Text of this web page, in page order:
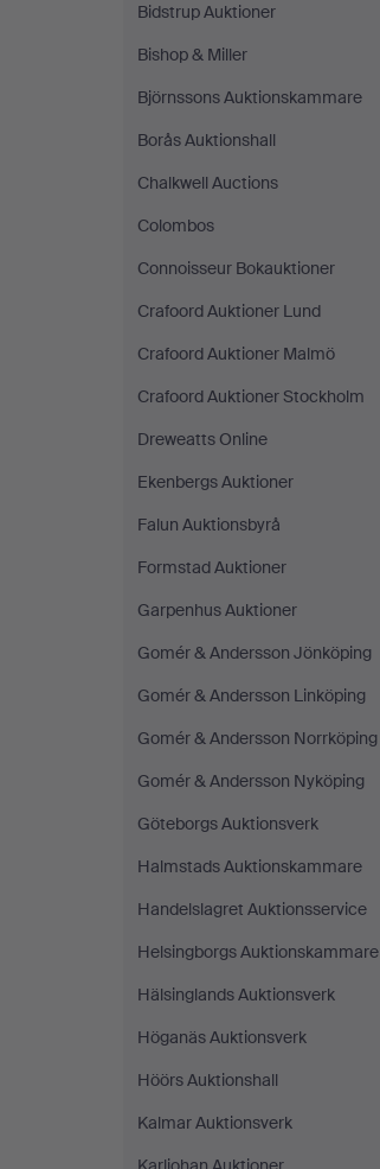
Bidstrup Auktioner
Bishop & Miller
Björnssons Auktionskammare
Borås Auktionshall
Chalkwell Auctions
Colombos
Connoisseur Bokauktioner
Crafoord Auktioner Lund
Crafoord Auktioner Malmö
Crafoord Auktioner Stockholm
Dreweatts Online
Ekenbergs Auktioner
Falun Auktionsbyrå
Formstad Auktioner
Garpenhus Auktioner
Gomér & Andersson Jönköping
Gomér & Andersson Linköping
Gomér & Andersson Norrköping
Gomér & Andersson Nyköping
Göteborgs Auktionsverk
Halmstads Auktionskammare
Handelslagret Auktionsservice
Helsingborgs Auktionskammare
Hälsinglands Auktionsverk
Höganäs Auktionsverk
Höörs Auktionshall
Kalmar Auktionsverk